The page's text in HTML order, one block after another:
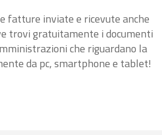
fatture inviate e ricevute anche
trovi gratuitamente i documenti
che riguardano la
da pc, smartphone e tablet!